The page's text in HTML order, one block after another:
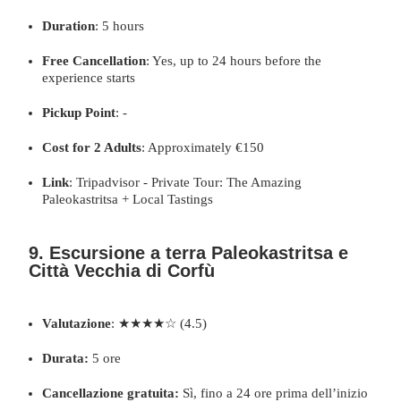
Duration: 5 hours
Free Cancellation: Yes, up to 24 hours before the
experience starts
Pickup Point: -
Cost for 2 Adults: Approximately €150
Link:Tripadvisor - Private Tour: The Amazing
Paleokastritsa + Local Tastings
9. Escursione a terra Paleokastritsa e
Città Vecchia di Corfù
Valutazione: ★★★★☆ (4.5)
Durata: 5 ore
Cancellazione gratuita: Sì, fino a 24 ore prima dell’inizio